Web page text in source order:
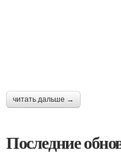
читать дальше →
Последние